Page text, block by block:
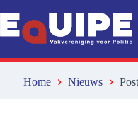
naar
de
inhoud
Home Nieuws